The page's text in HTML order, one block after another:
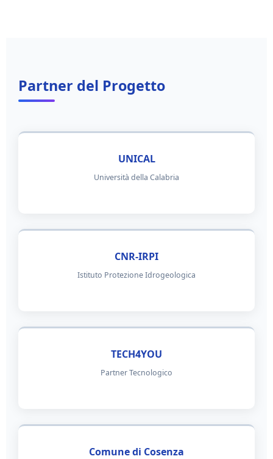
Partner del Progetto
UNICAL
Università della Calabria
CNR-IRPI
Istituto Protezione Idrogeologica
TECH4YOU
Partner Tecnologico
Comune di Cosenza